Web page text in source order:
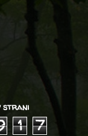
strani
1 7